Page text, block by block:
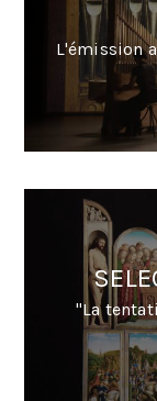
L'émission
"La